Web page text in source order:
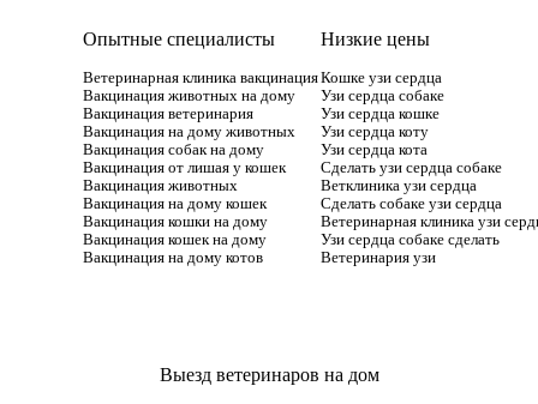
Опытные специалисты
Ветеринарная клиника вакцинация
Вакцинация животных на дому
Вакцинация ветеринария
Вакцинация на дому животных
Вакцинация собак на дому
Вакцинация от лишая у кошек
Вакцинация животных
Вакцинация на дому кошек
Вакцинация кошки на дому
Вакцинация кошек на дому
Вакцинация на дому котов
Низкие цены
Кошке узи сердца
Узи сердца собаке
Узи сердца кошке
Узи сердца коту
Узи сердца кота
Сделать узи сердца собаке
Ветклиника узи сердца
Сделать собаке узи сердца
Ветеринарная клиника узи
Узи сердца собаке сделать
Ветеринария узи
Выезд ветеринаров на дом